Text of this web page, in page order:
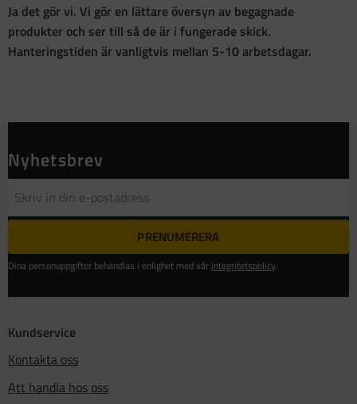
Ja det gör vi. Vi gör en lättare översyn av begagnade
produkter och ser till så de är i fungerade skick.
Hanteringstiden är vanligtvis mellan 5-10 arbetsdagar.
Nyhetsbrev
PRENUMERERA
Dina personuppgifter behandlas i enlighet med vår integritetspolicy.
Kundservice
Kontakta oss
Att handla hos oss